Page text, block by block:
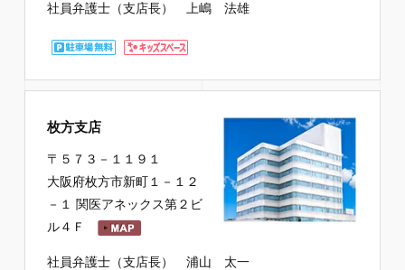
社員弁護士（支店長） 上嶋 法雄
枚方支店
〒５７３－１１９１
大阪府枚方市新町１－１２
－１ 関医アネックス第２ビ
ル４Ｆ
社員弁護士（支店長） 浦山 太一